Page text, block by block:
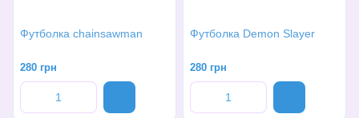
Футболка chainsawman
280 грн
Футболка Demon Slayer
280 грн